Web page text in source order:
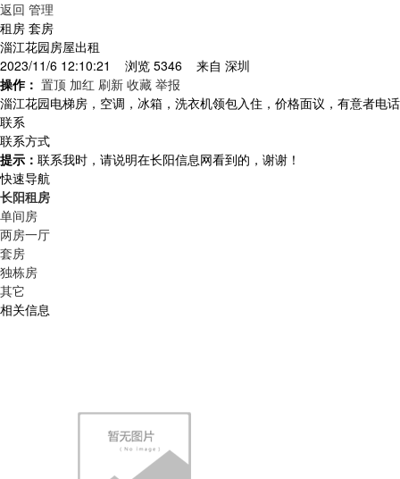
返回 管理
租房 套房
淄江花园房屋出租
2023/11/6 12:10:21 浏览 5346 来自 深圳
操作： 置顶 加红 刷新 收藏 举报
淄江花园电梯房，空调，冰箱，洗衣机领包入住，价格面议，有意者电话
联系
联系方式
提示： 联系我时，请说明在长阳信息网看到的，谢谢！
快速导航
长阳租房
单间房
两房一厅
套房
独栋房
其它
相关信息